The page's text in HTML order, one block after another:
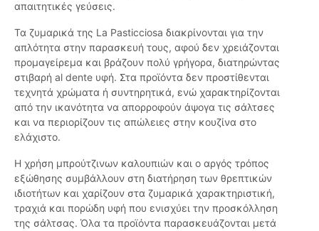
απαιτητικές γεύσεις.
Τα ζυμαρικά της La Pasticciosa διακρίνονται για την
απλότητα στην παρασκευή τους, αφού δεν χρειάζονται
προμαγείρεμα και βράζουν πολύ γρήγορα, διατηρώντας
στιβαρή al dente υφή. Στα προϊόντα δεν προστίθενται
τεχνητά χρώματα ή συντηρητικά, ενώ χαρακτηρίζονται
από την ικανότητα να απορροφούν άψογα τις σάλτσες
και να περιορίζουν τις απώλειες στην κουζίνα στο
ελάχιστο.
Η χρήση μπρούτζινων καλουπιών και ο αργός τρόπος
εξώθησης συμβάλλουν στη διατήρηση των θρεπτικών
ιδιοτήτων και χαρίζουν στα ζυμαρικά χαρακτηριστική,
τραχιά και πορώδη υφή που ενισχύει την προσκόλληση
της σάλτσας. Όλα τα προϊόντα παρασκευάζονται μετά